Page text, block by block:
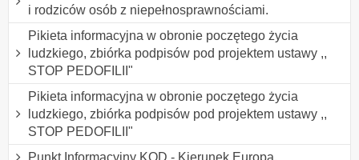
i rodziców osób z niepełnosprawnościami.
Pikieta informacyjna w obronie poczętego życia
ludzkiego, zbiórka podpisów pod projektem ustawy ,,
STOP PEDOFILII"
Pikieta informacyjna w obronie poczętego życia
ludzkiego, zbiórka podpisów pod projektem ustawy ,,
STOP PEDOFILII"
Punkt Informacyjny KOD - Kierunek Europa.